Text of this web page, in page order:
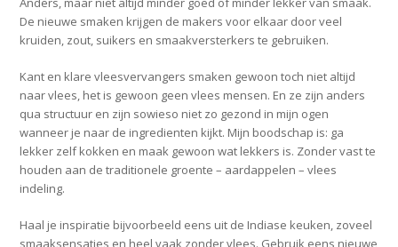
De nieuwe smaken krijgen de makers voor elkaar door veel
kruiden, zout, suikers en smaakversterkers te gebruiken.
Kant en klare vleesvervangers smaken gewoon toch niet altijd
naar vlees, het is gewoon geen vlees mensen. En ze zijn anders
qua structuur en zijn sowieso niet zo gezond in mijn ogen
wanneer je naar de ingredienten kijkt. Mijn boodschap is: ga
lekker zelf kokken en maak gewoon wat lekkers is. Zonder vast te
houden aan de traditionele groente – aardappelen – vlees
indeling.
Haal je inspiratie bijvoorbeeld eens uit de Indiase keuken, zoveel
smaaksensaties en heel vaak zonder vlees. Gebruik eens nieuwe